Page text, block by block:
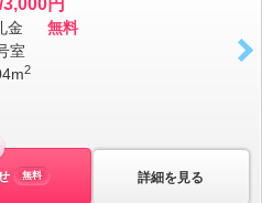
円
金
無料
室
2
詳細を見る
無料